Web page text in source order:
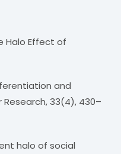
Halo Effect of
and
33(4), 430–
halo of social